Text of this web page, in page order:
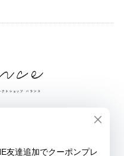
プ｜ファッション通販サイト
1丁目1507